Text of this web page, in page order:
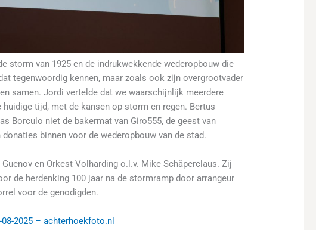
storm van 1925 en de indrukwekkende wederopbouw die
tegenwoordig kennen, maar zoals ook zijn overgrootvader
samen. Jordi vertelde dat we waarschijnlijk meerdere
tijd, met de kansen op storm en regen. Bertus
Borculo niet de bakermat van Giro555, de geest van
binnen voor de wederopbouw van de stad.
en Orkest Volharding o.l.v. Mike Schäperclaus. Zij
de herdenking 100 jaar na de stormramp door arrangeur
voor de genodigden.
2025 – achterhoekfoto.nl